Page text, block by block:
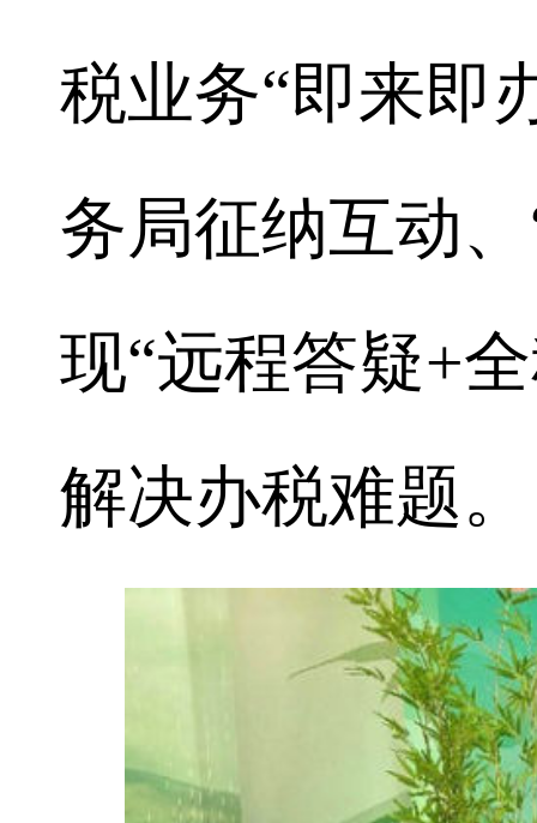
税业务“即来即
务局征纳互动
现“远程答疑+
解决办税难题。